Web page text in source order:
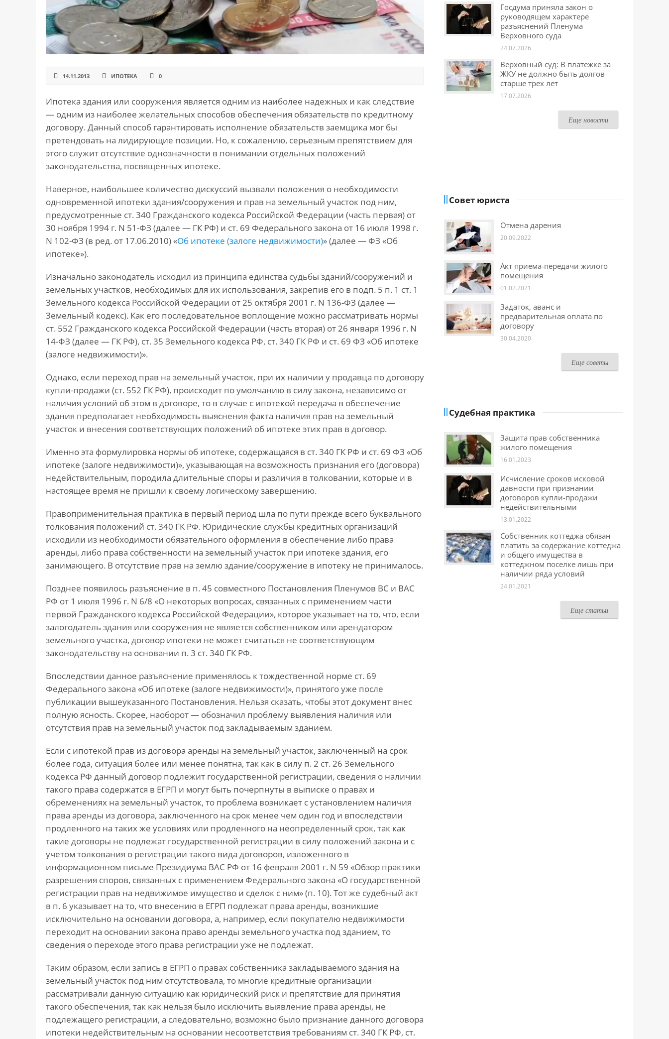
г. Москва, ст. м. «Марксистская», ул.
Марксистская, д. 3, стр. 1
kmsud@yandex.ru
+7 (495) 642-27-02
+7 (936) 281-45-11
+7 (901) 511-80-52
14.11.2013 ИПОТЕКА 0
Ипотека здания или сооружения является одним из наиболее надежных и как следствие
— одним из наиболее желательных способов обеспечения обязательств по кредитному
договору. Данный способ гарантировать исполнение обязательств заемщика мог бы
претендовать на лидирующие позиции. Но, к сожалению, серьезным препятствием для
этого служит отсутствие однозначности в понимании отдельных положений
законодательства, посвященных ипотеке.
Наверное, наибольшее количество дискуссий вызвали положения о необходимости
одновременной ипотеки здания/сооружения и прав на земельный участок под ним,
предусмотренные ст. 340 Гражданского кодекса Российской Федерации (часть первая) от
30 ноября 1994 г. N 51-ФЗ (далее — ГК РФ) и ст. 69 Федерального закона от 16 июля 1998 г.
N 102-ФЗ (в ред. от 17.06.2010) «Об ипотеке (залоге недвижимости)» (далее — ФЗ «Об
ипотеке»).
Изначально законодатель исходил из принципа единства судьбы зданий/сооружений и
земельных участков, необходимых для их использования, закрепив его в подп. 5 п. 1 ст. 1
Земельного кодекса Российской Федерации от 25 октября 2001 г. N 136-ФЗ (далее —
Земельный кодекс). Как его последовательное воплощение можно рассматривать нормы
ст. 552 Гражданского кодекса Российской Федерации (часть вторая) от 26 января 1996 г. N
14-ФЗ (далее — ГК РФ), ст. 35 Земельного кодекса РФ, ст. 340 ГК РФ и ст. 69 ФЗ «Об ипотеке
(залоге недвижимости)».
Однако, если переход прав на земельный участок, при их наличии у продавца по договору
купли-продажи (ст. 552 ГК РФ), происходит по умолчанию в силу закона, независимо от
наличия условий об этом в договоре, то в случае с ипотекой передача в обеспечение
здания предполагает необходимость выяснения факта наличия прав на земельный
участок и внесения соответствующих положений об ипотеке этих прав в договор.
Именно эта формулировка нормы об ипотеке, содержащаяся в ст. 340 ГК РФ и ст. 69 ФЗ «Об
ипотеке (залоге недвижимости)», указывающая на возможность признания его (договора)
недействительным, породила длительные споры и различия в толковании, которые и в
настоящее время не пришли к своему логическому завершению.
Правоприменительная практика в первый период шла по пути прежде всего буквального
толкования положений ст. 340 ГК РФ. Юридические службы кредитных организаций
исходили из необходимости обязательного оформления в обеспечение либо права
аренды, либо права собственности на земельный участок при ипотеке здания, его
занимающего. В отсутствие прав на землю здание/сооружение в ипотеку не принималось.
Позднее появилось разъяснение в п. 45 совместного Постановления Пленумов ВС и ВАС
РФ от 1 июля 1996 г. N 6/8 «О некоторых вопросах, связанных с применением части
первой Гражданского кодекса Российской Федерации», которое указывает на то, что, если
залогодатель здания или сооружения не является собственником или арендатором
земельного участка, договор ипотеки не может считаться не соответствующим
законодательству на основании п. 3 ст. 340 ГК РФ.
Впоследствии данное разъяснение применялось к тождественной норме ст. 69
Федерального закона «Об ипотеке (залоге недвижимости)», принятого уже после
публикации вышеуказанного Постановления. Нельзя сказать, чтобы этот документ внес
полную ясность. Скорее, наоборот — обозначил проблему выявления наличия или
отсутствия прав на земельный участок под закладываемым зданием.
Если с ипотекой прав из договора аренды на земельный участок, заключенный на срок
более года, ситуация более или менее понятна, так как в силу п. 2 ст. 26 Земельного
кодекса РФ данный договор подлежит государственной регистрации, сведения о наличии
такого права содержатся в ЕГРП и могут быть почерпнуты в выписке о правах и
обременениях на земельный участок, то проблема возникает с установлением наличия
права аренды из договора, заключенного на срок менее чем один год и впоследствии
продленного на таких же условиях или продленного на неопределенный срок, так как
такие договоры не подлежат государственной регистрации в силу положений закона и с
учетом толкования о регистрации такого вида договоров, изложенного в
информационном письме Президиума ВАС РФ от 16 февраля 2001 г. N 59 «Обзор практики
разрешения споров, связанных с применением Федерального закона «О государственной
регистрации прав на недвижимое имущество и сделок с ним» (п. 10). Тот же судебный акт
в п. 6 указывает на то, что внесению в ЕГРП подлежат права аренды, возникшие
исключительно на основании договора, а, например, если покупателю недвижимости
переходит на основании закона право аренды земельного участка под зданием, то
сведения о переходе этого права регистрации уже не подлежат.
Таким образом, если запись в ЕГРП о правах собственника закладываемого здания на
земельный участок под ним отсутствовала, то многие кредитные организации
рассматривали данную ситуацию как юридический риск и препятствие для принятия
такого обеспечения, так как нельзя было исключить выявление права аренды, не
подлежащего регистрации, а следовательно, возможно было признание данного договора
ипотеки недействительным на основании несоответствия требованиям ст. 340 ГК РФ, ст.
Госдума приняла закон о
руководящем характере
разъяснений Пленума
Верховного суда
24.07.2026
Верховный суд: В платежке за
ЖКУ не должно быть долгов
старше трех лет
17.07.2026
Еще новости
Совет юриста
Отмена дарения
20.09.2022
Акт приема-передачи жилого
помещения
01.02.2021
Задаток, аванс и
предварительная оплата по
договору
30.04.2020
Еще советы
Судебная практика
Защита прав собственника
жилого помещения
16.01.2023
Исчисление сроков исковой
давности при признании
договоров купли-продажи
недействительными
13.01.2022
Собственник коттеджа обязан
платить за содержание коттеджа
и общего имущества в
коттеджном поселке лишь при
наличии ряда условий
24.01.2021
Еще статьи